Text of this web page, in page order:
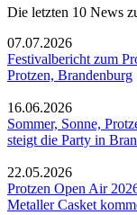
Die letzten 10 News
07.07.2026
Festivalbericht zum
Protzen, Brandenburg
16.06.2026
Sommer, Sonne,
steigt die Party in
22.05.2026
Protzen Open Air
Metaller Casket